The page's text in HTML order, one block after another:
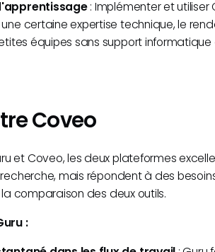
: Implémenter et
certaine expertise technique, le
équipes sans support
Coveo
et Coveo, les deux plateformes
mais répondent à des
comparaison des deux outils.
: